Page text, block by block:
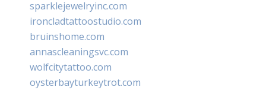
sparklejewelryinc.com
ironcladtattoostudio.com
bruinshome.com
annascleaningsvc.com
wolfcitytattoo.com
oysterbayturkeytrot.com